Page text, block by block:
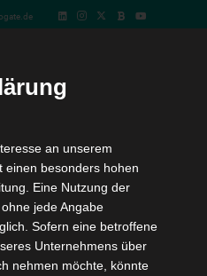
und -
bei der
von
sowie
an unserem
einen besonders hohen
Eine Nutzung der
jede Angabe
Sofern eine betroffene
Unternehmens über
nehmen möchte, könnte